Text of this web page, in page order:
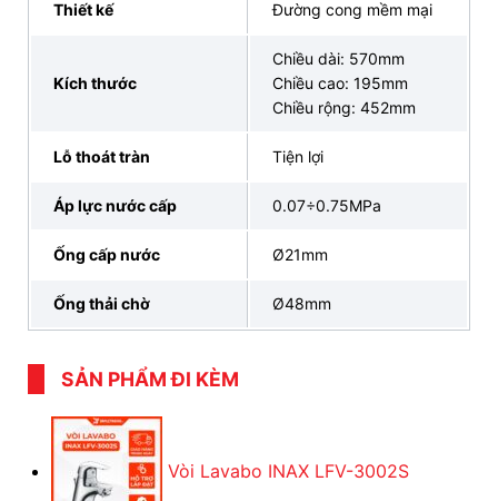
4. Mua lavabo INAX L 288V chất lượng, uy tín
Nếu bạn đang tìm kiếm một sản phẩm chậu rửa mặt
vừa hiện đại, vừa bền bỉ, lavabo treo tường INAX
288Vchính là lựa chọn lý tưởng. Tại INAX Bán Lẻ
Tại Kho, chúng tôi tự hào mang đến cho bạn trải
nghiệm mua sắm chuyên nghiệp với những cam kết
vượt trội:
Sản phẩm chính hãng 100%, đảm bảo nguồn gốc
Thiết kế Đường cong mềm mại
Kích thước
Chiều dài: 570mm
Chiều cao: 195mm
Chiều rộng: 452mm
Lỗ thoát tràn Tiện lợi
Áp lực nước cấp 0.07÷0.75MPa
Ống cấp nước Ø21mm
Ống thải chờ Ø48mm
SẢN PHẨM ĐI KÈM
Vòi Lavabo INAX LFV-3002S